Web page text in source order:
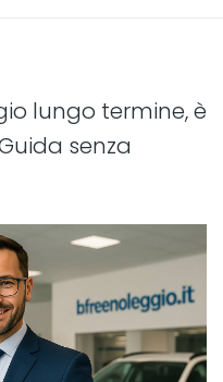
lungo termine, è
senza